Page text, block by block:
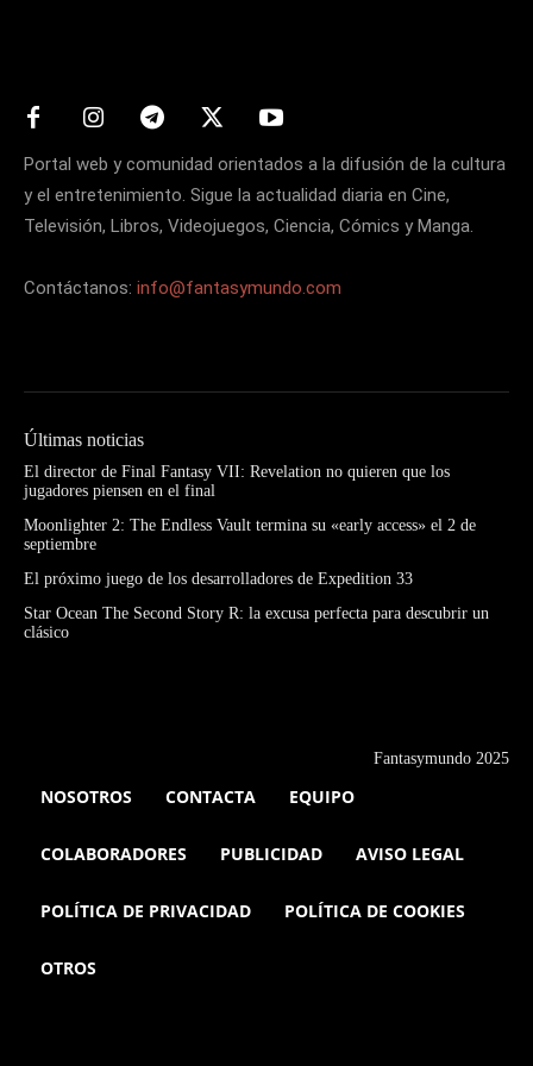
Portal web y comunidad orientados a la difusión de la cultura
y el entretenimiento. Sigue la actualidad diaria en Cine,
Televisión, Libros, Videojuegos, Ciencia, Cómics y Manga.
Contáctanos: info@fantasymundo.com
Últimas noticias
El director de Final Fantasy VII: Revelation no quieren que los
jugadores piensen en el final
Moonlighter 2: The Endless Vault termina su «early access» el 2 de
septiembre
El próximo juego de los desarrolladores de Expedition 33
Star Ocean The Second Story R: la excusa perfecta para descubrir un
clásico
Fantasymundo 2025
NOSOTROS CONTACTA EQUIPO
COLABORADORES PUBLICIDAD AVISO LEGAL
POLÍTICA DE PRIVACIDAD POLÍTICA DE COOKIES
OTROS